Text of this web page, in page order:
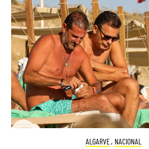
ALGARVE, NACIONAL